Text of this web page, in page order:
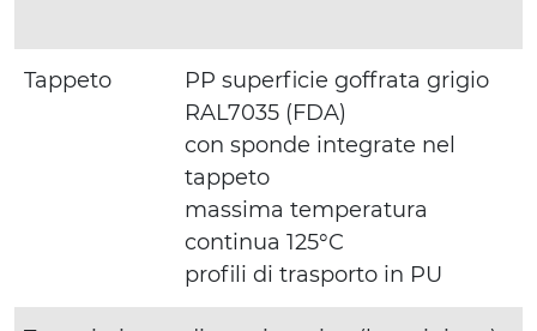
Tappeto
PP superficie goffrata grigio
RAL7035 (FDA)
con sponde integrate nel
tappeto
massima temperatura
continua 125°C
profili di trasporto in PU